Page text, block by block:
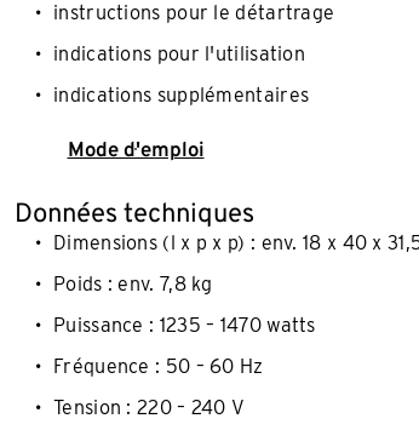
instructions pour le détartrage
indications pour l'utilisation
indications supplémentaires
Mode d'emploi
Données techniques
Dimensions (l x p x p) : env. 18 x 40 x
Poids : env. 7,8 kg
Puissance : 1235 – 1470 watts
Fréquence : 50 – 60 Hz
Tension : 220 – 240 V​